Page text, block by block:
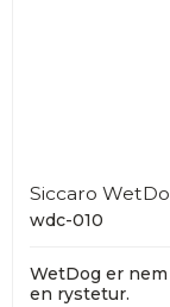
Siccaro
wdc-010
WetDog er
en rystetur.